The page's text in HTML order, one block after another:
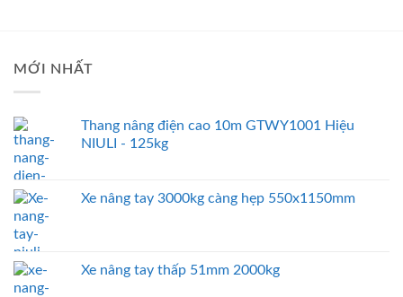
MỚI NHẤT
Thang nâng điện cao 10m GTWY1001 Hiệu
NIULI - 125kg
Xe nâng tay 3000kg càng hẹp 550x1150mm
Xe nâng tay thấp 51mm 2000kg